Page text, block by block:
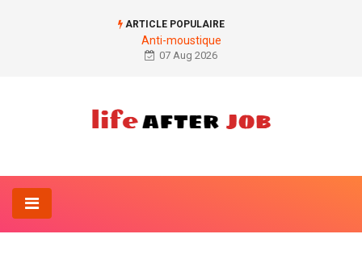
ARTICLE POPULAIRE
Anti-moustique
07 Aug 2026